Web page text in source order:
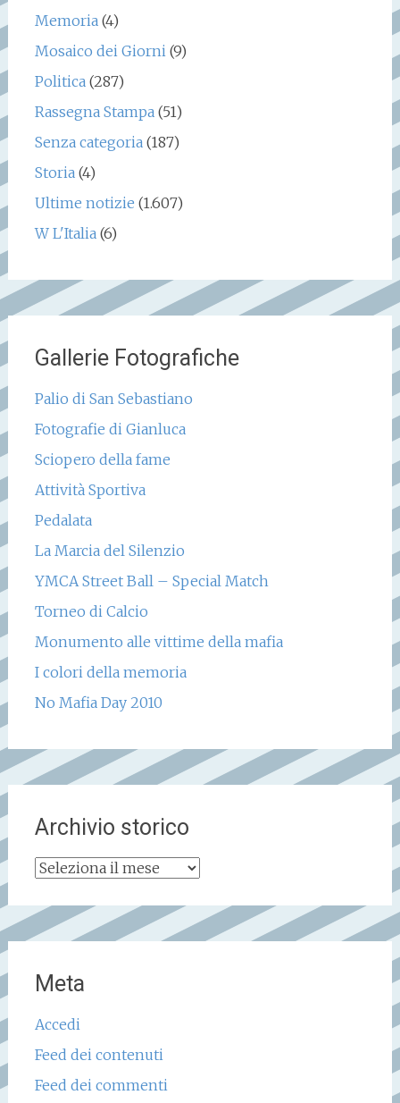
Memoria (4)
Mosaico dei Giorni (9)
Politica (287)
Rassegna Stampa (51)
Senza categoria (187)
Storia (4)
Ultime notizie (1.607)
W L'Italia (6)
Gallerie Fotografiche
Palio di San Sebastiano
Fotografie di Gianluca
Sciopero della fame
Attività Sportiva
Pedalata
La Marcia del Silenzio
YMCA Street Ball – Special Match
Torneo di Calcio
Monumento alle vittime della mafia
I colori della memoria
No Mafia Day 2010
Archivio storico
Archivio
Meta
Accedi
Feed dei contenuti
Feed dei commenti